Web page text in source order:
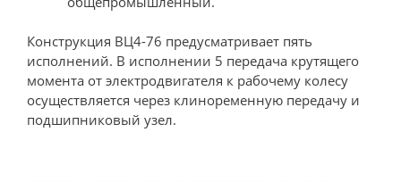
Конструкция ВЦ4-76 предусматривает пять
исполнений. В исполнении 5 передача крутящего
момента от электродвигателя к рабочему колесу
осуществляется через клиноременную передачу и
подшипниковый узел.